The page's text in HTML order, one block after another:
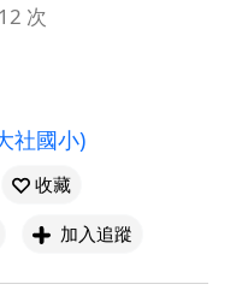
次
社國小)
收藏
加入追蹤